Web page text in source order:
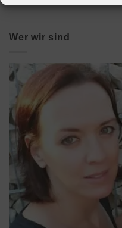
Wer wir sind